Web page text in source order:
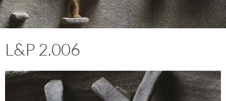
L&P 2.006